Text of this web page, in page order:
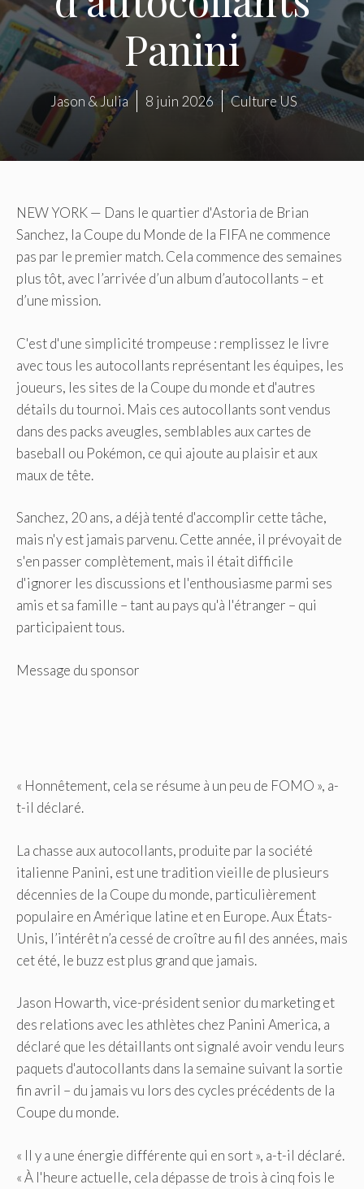
Panini
Jason & Julia 8 juin 2026 Culture US
NEW YORK — Dans le quartier d'Astoria de Brian
Sanchez, la Coupe du Monde de la FIFA ne commence
pas par le premier match. Cela commence des semaines
plus tôt, avec l’arrivée d’un album d’autocollants – et
d’une mission.
C'est d'une simplicité trompeuse : remplissez le livre
avec tous les autocollants représentant les équipes, les
joueurs, les sites de la Coupe du monde et d'autres
détails du tournoi. Mais ces autocollants sont vendus
dans des packs aveugles, semblables aux cartes de
baseball ou Pokémon, ce qui ajoute au plaisir et aux
maux de tête.
Sanchez, 20 ans, a déjà tenté d'accomplir cette tâche,
mais n'y est jamais parvenu. Cette année, il prévoyait de
s'en passer complètement, mais il était difficile
d'ignorer les discussions et l'enthousiasme parmi ses
amis et sa famille – tant au pays qu'à l'étranger – qui
participaient tous.
Message du sponsor
« Honnêtement, cela se résume à un peu de FOMO », a-
t-il déclaré.
La chasse aux autocollants, produite par la société
italienne Panini, est une tradition vieille de plusieurs
décennies de la Coupe du monde, particulièrement
populaire en Amérique latine et en Europe. Aux États-
Unis, l’intérêt n’a cessé de croître au fil des années, mais
cet été, le buzz est plus grand que jamais.
Jason Howarth, vice-président senior du marketing et
des relations avec les athlètes chez Panini America, a
déclaré que les détaillants ont signalé avoir vendu leurs
paquets d'autocollants dans la semaine suivant la sortie
fin avril – du jamais vu lors des cycles précédents de la
Coupe du monde.
« Il y a une énergie différente qui en sort », a-t-il déclaré.
« À l'heure actuelle, cela dépasse de trois à cinq fois le